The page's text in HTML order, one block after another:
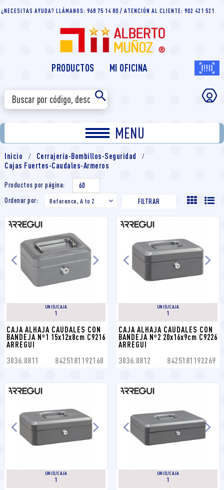
¿NECESITAS AYUDA? LLÁMANOS: 968 75 14 80 / ATENCIÓN AL CLIENTE: 902 421 521
PRODUCTOS MI OFICINA
MENU
Inicio
Cerrajería-Bombillos-Seguridad
Cajas Fuertes-Caudales-Armeros
Productos por página:
60
Ordenar por:
Reference, A to Z  FILTRAR
UNID/CAJA
1
CAJA ALHAJA CAUDALES CON
BANDEJA Nº1 15x12x8cm C9216
ARREGUI
3036.0811 8425181192160
UNID/CAJA
1
CAJA ALHAJA CAUDALES CON
BANDEJA Nº2 20x16x9cm C9226
ARREGUI
3036.0812 8425181192269
UNID/CAJA
1
UNID/CAJA
1